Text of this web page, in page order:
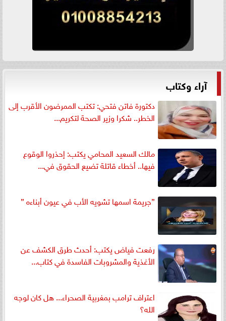
آراء وكتاب
دكتورة فاتن فتحي: تكتب الممرضون الأقرب إلى
الخطر.. شكرا وزير الصحة لتكريم...
مالك السعيد المحامي يكتب: إحذروا الوقوع
فيها.. أخطاء قاتلة تضيع الحقوق في...
”جريمة اسمها تشويه الأب في عيون أبناءه ”
رفعت فياض يكتب: أحدث طرق الكشف عن
الأغذية والمشروبات الفاسدة في كتاب...
اعتراف ترامب بمغربية الصحراء... هل كان لوجه
الله؟